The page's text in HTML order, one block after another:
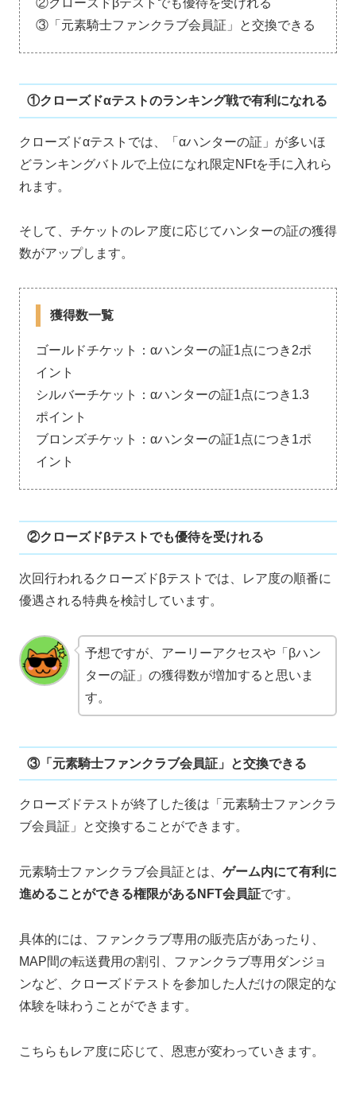
②クローズドβテストでも優待を受けれる
③「元素騎士ファンクラブ会員証」と交換できる
①クローズドαテストのランキング戦で有利になれる
クローズドαテストでは、「αハンターの証」が多いほ
どランキングバトルで上位になれ限定NFtを手に入れら
れます。
そして、チケットのレア度に応じてハンターの証の獲得
数がアップします。
獲得数一覧
ゴールドチケット：αハンターの証1点につき2ポ
イント
シルバーチケット：αハンターの証1点につき1.3
ポイント
ブロンズチケット：αハンターの証1点につき1ポ
イント
②クローズドβテストでも優待を受けれる
次回行われるクローズドβテストでは、レア度の順番に
優遇される特典を検討しています。
予想ですが、アーリーアクセスや「βハン
ターの証」の獲得数が増加すると思いま
す。
③「元素騎士ファンクラブ会員証」と交換できる
クローズドテストが終了した後は「元素騎士ファンクラ
ブ会員証」と交換することができます。
元素騎士ファンクラブ会員証とは、 ゲーム内にて有利に
進めることができる権限があるNFT会員証です。
具体的には、ファンクラブ専用の販売店があったり、
MAP間の転送費用の割引、ファンクラブ専用ダンジョ
ンなど、クローズドテストを参加した人だけの限定的な
体験を味わうことができます。
こちらもレア度に応じて、恩恵が変わっていきます。